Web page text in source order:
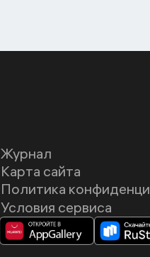
Журнал
Карта сайта
Политика
Условия сервиса